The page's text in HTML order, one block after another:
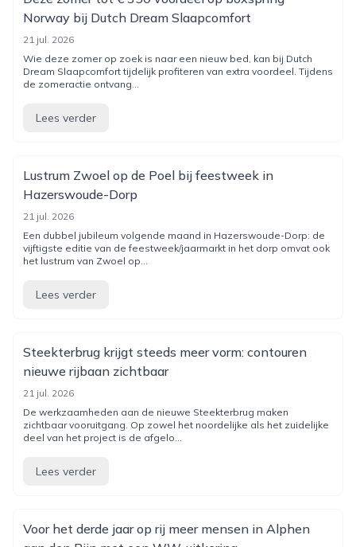
Norway bij Dutch Dream Slaapcomfort
21 jul. 2026
Wie deze zomer op zoek is naar een nieuw bed, kan bij Dutch
Dream Slaapcomfort tijdelijk profiteren van extra voordeel. Tijdens
de zomeractie ontvang...
Lees verder
Lustrum Zwoel op de Poel bij feestweek in
Hazerswoude-Dorp
21 jul. 2026
Een dubbel jubileum volgende maand in Hazerswoude-Dorp: de
vijftigste editie van de feestweek/jaarmarkt in het dorp omvat ook
het lustrum van Zwoel op...
Lees verder
Steekterbrug krijgt steeds meer vorm: contouren
nieuwe rijbaan zichtbaar
21 jul. 2026
De werkzaamheden aan de nieuwe Steekterbrug maken
zichtbaar vooruitgang. Op zowel het noordelijke als het zuidelijke
deel van het project is de afgelo...
Lees verder
Voor het derde jaar op rij meer mensen in Alphen